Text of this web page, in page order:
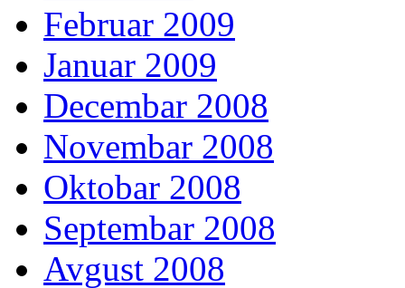
Februar 2009
Januar 2009
Decembar 2008
Novembar 2008
Oktobar 2008
Septembar 2008
Avgust 2008